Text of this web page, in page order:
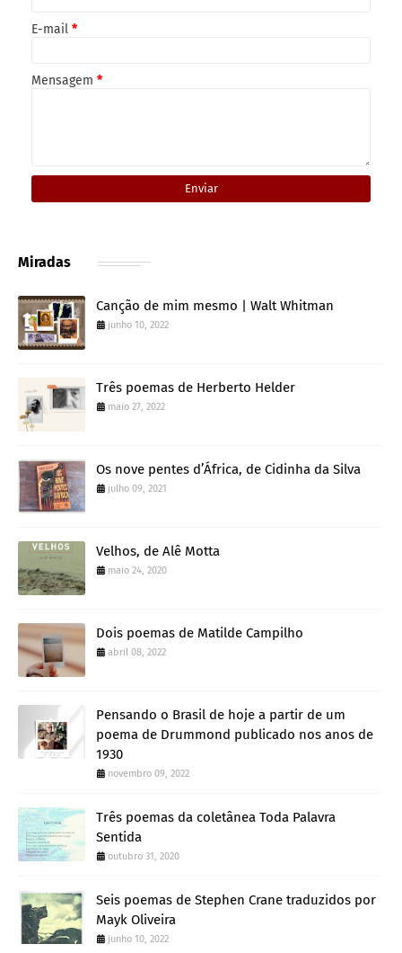
E-mail *
Mensagem *
Miradas
Canção de mim mesmo | Walt Whitman
junho 10, 2022
Três poemas de Herberto Helder
maio 27, 2022
Os nove pentes d’África, de Cidinha da Silva
julho 09, 2021
Velhos, de Alê Motta
maio 24, 2020
Dois poemas de Matilde Campilho
abril 08, 2022
Pensando o Brasil de hoje a partir de um
poema de Drummond publicado nos anos de
1930
novembro 09, 2022
Três poemas da coletânea Toda Palavra
Sentida
outubro 31, 2020
Seis poemas de Stephen Crane traduzidos por
Mayk Oliveira
junho 10, 2022